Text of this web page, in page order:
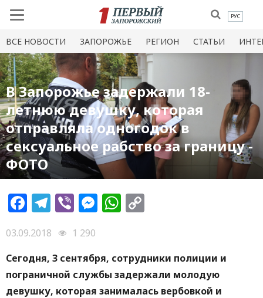
РУС
ВСЕ НОВОСТИ ЗАПОРОЖЬЕ РЕГИОН СТАТЬИ
В Запорожье задержали 18-
летнюю девушку, которая
отправляла одногодок в
сексуальное рабство за границу -
ФОТО
Facebook
Telegram
ViberMessenger
WhatsApp
03.09.2018
1 290
Сегодня, 3 сентября, сотрудники полиции и
пограничной службы задержали молодую
девушку, которая занималась вербовкой и